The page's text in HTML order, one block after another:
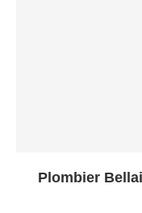
Plombier